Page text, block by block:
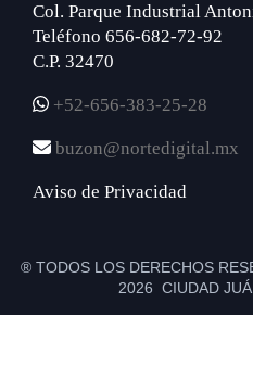
Col. Parque Industrial
Teléfono 656-682-72-92
C.P. 32470
+52-656-383-25-28
buzon@nortedigital.mx
Aviso de Privacidad
® TODOS LOS DERECHOS
2026 CIUDAD